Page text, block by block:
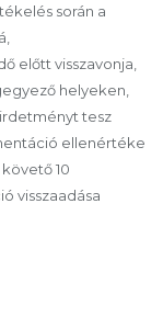
során a
előtt visszavonja,
helyeken,
tesz
ellenértéke
10
visszaadása